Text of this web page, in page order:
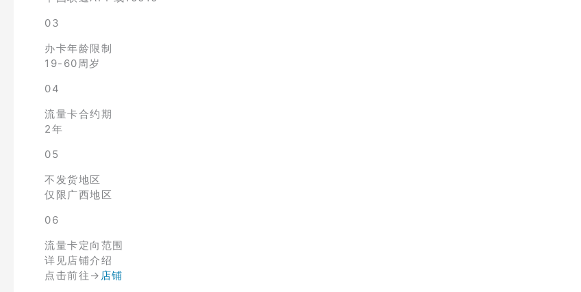
03
办卡年龄限制
19-60周岁
04
流量卡合约期
2年
05
不发货地区
仅限广西地区
06
流量卡定向范围
详见店铺介绍
点击前往→ 店铺